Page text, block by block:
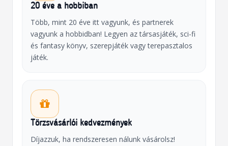
20 éve a hobbiban
Több, mint 20 éve itt vagyunk, és partnerek
vagyunk a hobbidban! Legyen az társasjáték, sci-fi
és fantasy könyv, szerepjáték vagy terepasztalos
játék.
Törzsvásárlói kedvezmények
Díjazzuk, ha rendszeresen nálunk vásárolsz!